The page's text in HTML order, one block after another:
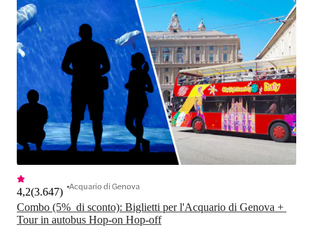
Combo (5%  di sconto): Biglietti per l'Acquario di Genova +
Tour in autobus Hop-on Hop-off
4,2(3.647) Acquario di Genova